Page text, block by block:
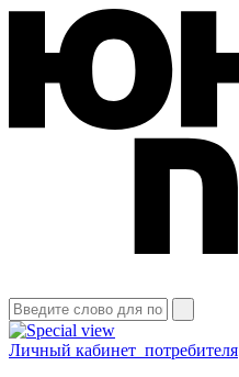
Личный кабинет потребителя